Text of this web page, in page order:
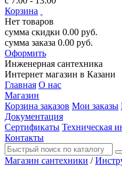
Корзина
Нет товаров
сумма скидки 0.00 руб.
сумма заказа 0.00 руб.
Оформить
Инженерная сантехника
Интернет магазин в Казани
Главная О нас
Магазин
Корзина заказов Мои заказы
Документация
Сертификаты Техническая
Контакты
Магазин сантехники /